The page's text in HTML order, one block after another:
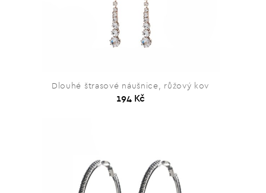
Dlouhé štrasové náušnice, růžový kov
194 Kč